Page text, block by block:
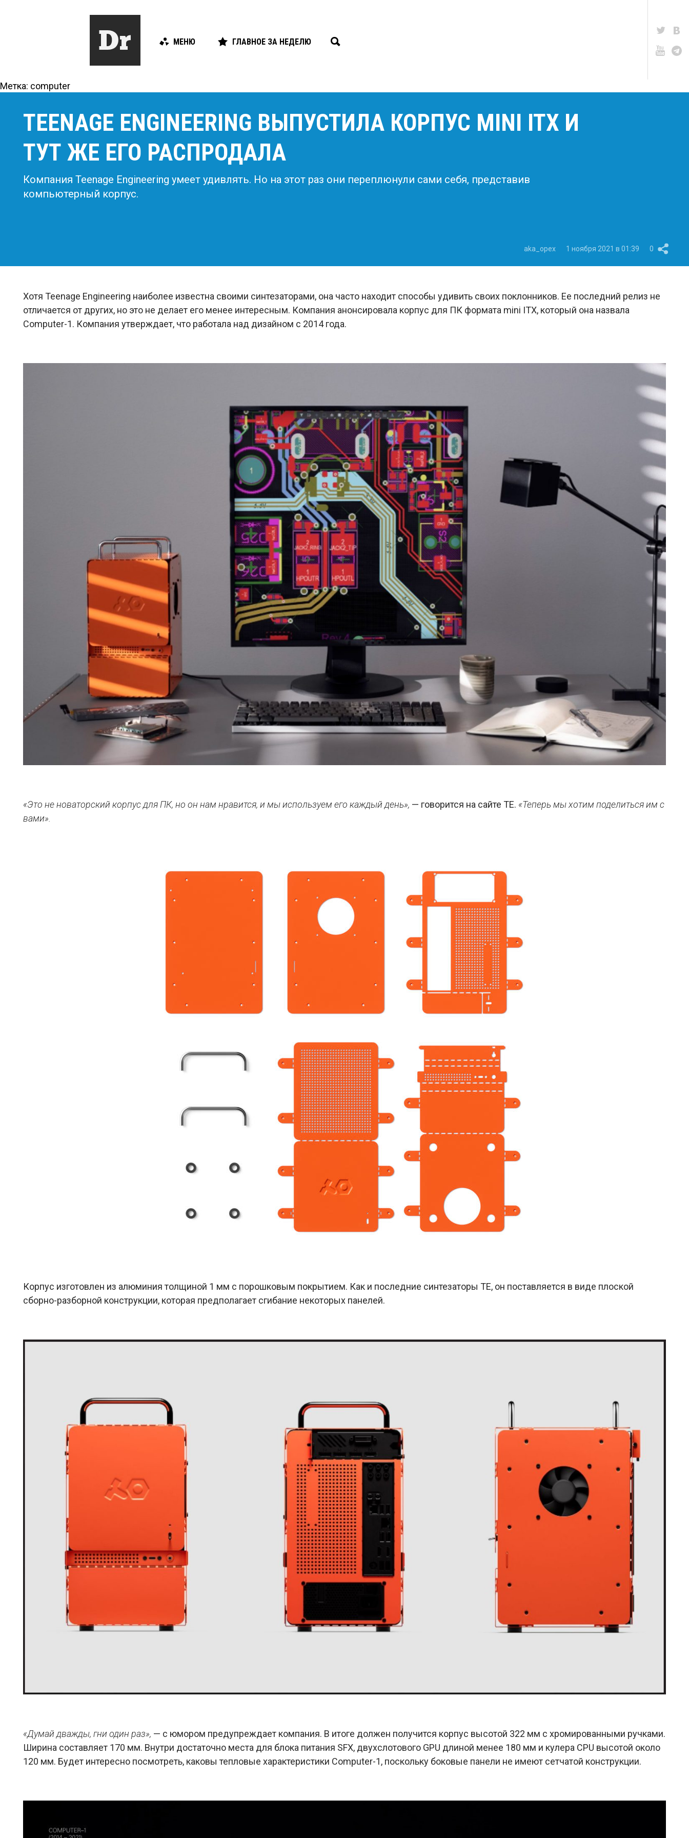
МЕНЮ ГЛАВНОЕ ЗА НЕДЕЛЮ
Метка: computer
TEENAGE ENGINEERING ВЫПУСТИЛА КОРПУС MINI ITX И
ТУТ ЖЕ ЕГО РАСПРОДАЛА
Компания Teenage Engineering умеет удивлять. Но на этот раз они переплюнули сами себя, представив
компьютерный корпус.
aka_opex 1 ноября 2021 в 01:39 0
Хотя Teenage Engineering наиболее известна своими синтезаторами, она часто находит способы удивить своих поклонников. Ее последний релиз не
отличается от других, но это не делает его менее интересным. Компания анонсировала корпус для ПК формата mini ITX, который она назвала
Computer-1. Компания утверждает, что работала над дизайном с 2014 года.
«Это не новаторский корпус для ПК, но он нам нравится, и мы используем его каждый день», — говорится на сайте TE. «Теперь мы хотим поделиться им с
вами».
Корпус изготовлен из алюминия толщиной 1 мм с порошковым покрытием. Как и последние синтезаторы TE, он поставляется в виде плоской
сборно-разборной конструкции, которая предполагает сгибание некоторых панелей.
«Думай дважды, гни один раз», — с юмором предупреждает компания. В итоге должен получится корпус высотой 322 мм с хромированными ручками.
Ширина составляет 170 мм. Внутри достаточно места для блока питания SFX, двухслотового GPU длиной менее 180 мм и кулера CPU высотой около
120 мм. Будет интересно посмотреть, каковы тепловые характеристики Computer-1, поскольку боковые панели не имеют сетчатой конструкции.